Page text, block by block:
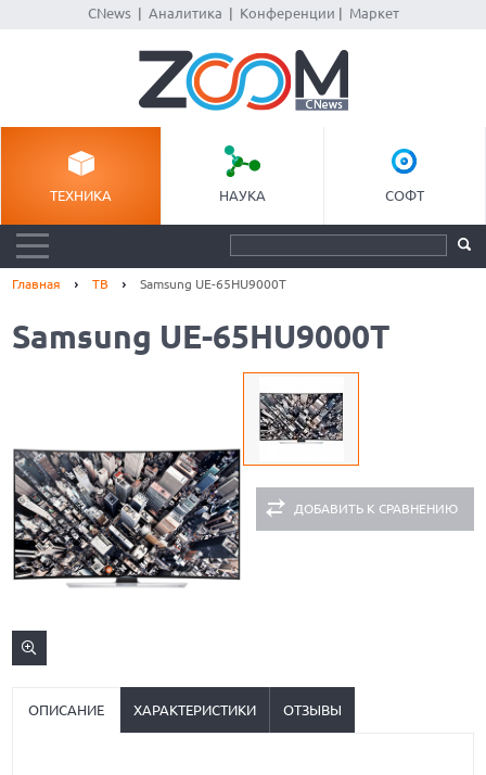
CNews| Аналитика Конференции Маркет
ТЕХНИКА НАУКА СОФТ
Главная ТВ Samsung UE-65HU9000T
Samsung UE-65HU9000T
ДОБАВИТЬ К СРАВНЕНИЮ
ОПИСАНИЕ ХАРАКТЕРИСТИКИ ОТЗЫВЫ